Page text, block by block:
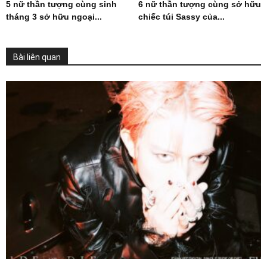
5 nữ thần tượng cùng sinh
tháng 3 sở hữu ngoại...
6 nữ thần tượng cùng sở hữu
chiếc túi Sassy của...
Bài liên quan